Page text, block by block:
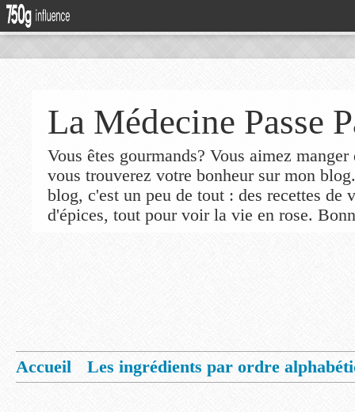
La Médecine Passe
Vous êtes gourmands? Vous aimez
vous trouverez votre bonheur sur mon
blog, c'est un peu de tout : des recettes de
d'épices, tout pour voir la vie en rose.
Accueil
Les ingrédients par ordre